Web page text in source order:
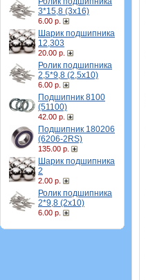
3*15,8 (3х16)
6.00 р.
Шарик подшипника
12,303
20.00 р.
Ролик подшипника
2,5*9,8 (2,5х10)
6.00 р.
Подшипник 8100
(51100)
42.00 р.
Подшипник 180206
(6206-2RS)
135.00 р.
Шарик подшипника
2
2.00 р.
Ролик подшипника
2*9,8 (2х10)
6.00 р.